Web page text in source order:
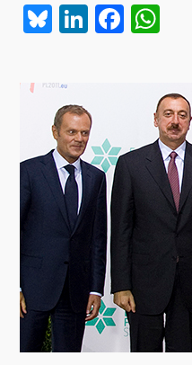
Bl
es
ky
Li
dI
n
Fa
k
sA
p
p